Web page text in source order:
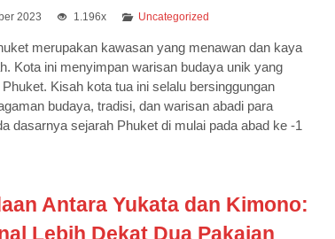
2023 1.196x Uncategorized
merupakan kawasan yang menawan dan kaya
Kota ini menyimpan warisan budaya unik yang
Kisah kota tua ini selalu bersinggungan
budaya, tradisi, dan warisan abadi para
dasarnya sejarah Phuket di mulai pada abad ke -1
Antara Yukata dan Kimono:
Lebih Dekat Dua Pakaian